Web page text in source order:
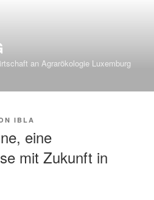
an Agrarökologie Luxemburg
IBLA
eine
mit Zukunft in